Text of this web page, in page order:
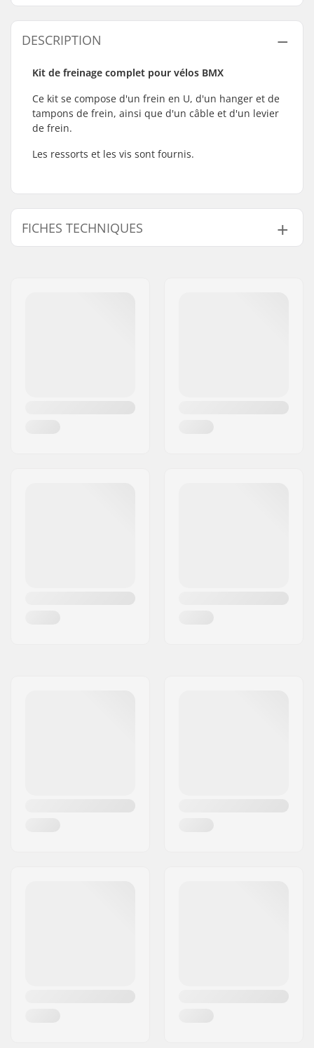
DESCRIPTION
Kit de freinage complet pour vélos BMX
Ce kit se compose d'un frein en U, d'un hanger et de
tampons de frein, ainsi que d'un câble et d'un levier
de frein.
Les ressorts et les vis sont fournis.
FICHES TECHNIQUES